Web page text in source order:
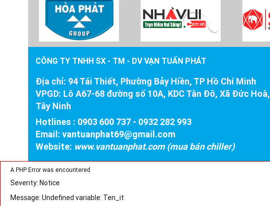
CÔNG TY TNHH SX - TM - DV VẠN TUẤN PHÁT
Địa chỉ: 94 Tái Thiết, Phường Bảy Hiền, TP Hồ Chí Minh
VPGD: Lô A67-68 đường số 10A, KDC Tân Đô, Xã Đức Hoà,
Tây Ninh
Hotlines : 0903 600 737 - 0932 282 993
Email: vantuanphat69@gmail.com
Website: www.vantuanphat.com (mua bán chiller)
A PHP Error was encountered
Severity: Notice
Message: Undefined variable: Ten_it